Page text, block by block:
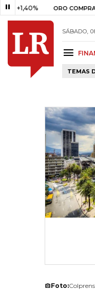
ORO COMPRA
SÁBADO,
TEMAS
Foto: